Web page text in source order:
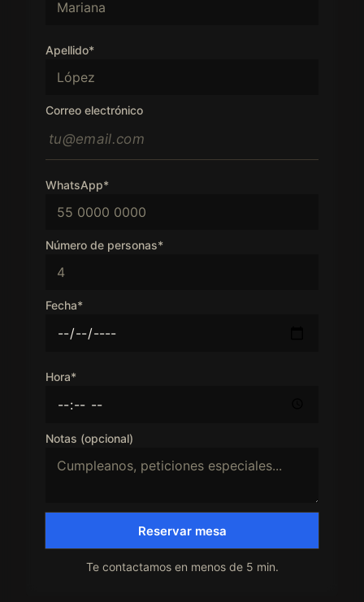
Apellido*
Correo electrónico
WhatsApp*
Número de personas*
Fecha*
Hora*
Notas (opcional)
Reservar mesa
Te contactamos en menos de 5 min.